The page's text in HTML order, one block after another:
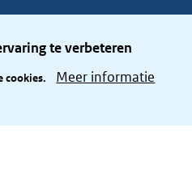
te verbeteren
cookies. Meer informatie